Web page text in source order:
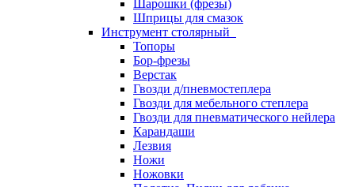
Шарошки (фрезы)
Шприцы для смазок
Инструмент столярный
Топоры
Бор-фрезы
Верстак
Гвозди д/пневмостеплера
Гвозди для мебельного степлера
Гвозди для пневматического нейлера
Карандаши
Лезвия
Ножи
Ножовки